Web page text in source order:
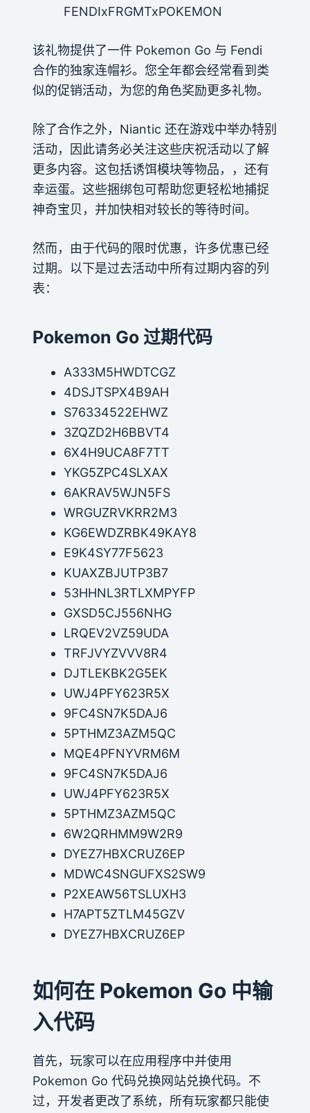
FENDIxFRGMTxPOKEMON
该礼物提供了一件 Pokemon Go 与 Fendi
合作的独家连帽衫。您全年都会经常看到类
似的促销活动，为您的角色奖励更多礼物。
除了合作之外，Niantic 还在游戏中举办特别
活动，因此请务必关注这些庆祝活动以了解
更多内容。这包括诱饵模块等物品，，还有
幸运蛋。这些捆绑包可帮助您更轻松地捕捉
神奇宝贝，并加快相对较长的等待时间。
然而，由于代码的限时优惠，许多优惠已经
过期。以下是过去活动中所有过期内容的列
表：
Pokemon Go 过期代码
A333M5HWDTCGZ
4DSJTSPX4B9AH
S76334522EHWZ
3ZQZD2H6BBVT4
6X4H9UCA8F7TT
YKG5ZPC4SLXAX
6AKRAV5WJN5FS
WRGUZRVKRR2M3
KG6EWDZRBK49KAY8
E9K4SY77F5623
KUAXZBJUTP3B7
53HHNL3RTLXMPYFP
GXSD5CJ556NHG
LRQEV2VZ59UDA
TRFJVYZVVV8R4
DJTLEKBK2G5EK
UWJ4PFY623R5X
9FC4SN7K5DAJ6
5PTHMZ3AZM5QC
MQE4PFNYVRM6M
9FC4SN7K5DAJ6
UWJ4PFY623R5X
5PTHMZ3AZM5QC
6W2QRHMM9W2R9
DYEZ7HBXCRUZ6EP
MDWC4SNGUFXS2SW9
P2XEAW56TSLUXH3
H7APT5ZTLM45GZV
DYEZ7HBXCRUZ6EP
如何在 Pokemon Go 中输
入代码
首先，玩家可以在应用程序中并使用
Pokemon Go 代码兑换网站兑换代码。不
过，开发者更改了系统，所有玩家都只能使